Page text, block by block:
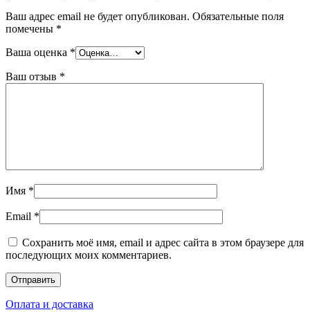
Ваш адрес email не будет опубликован. Обязательные поля
помечены *
Ваша оценка *
Ваш отзыв *
Имя *
Email *
Сохранить моё имя, email и адрес сайта в этом браузере для
последующих моих комментариев.
Оплата и доставка